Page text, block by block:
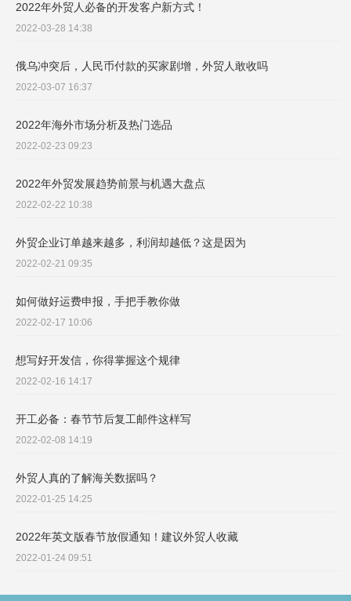
2022年外贸人必备的开发客户新方式！
2022-03-28 14:38
俄乌冲突后，人民币付款的买家剧增，外贸人敢收吗
2022-03-07 16:37
2022年海外市场分析及热门选品
2022-02-23 09:23
2022年外贸发展趋势前景与机遇大盘点
2022-02-22 10:38
外贸企业订单越来越多，利润却越低？这是因为
2022-02-21 09:35
如何做好运费申报，手把手教你做
2022-02-17 10:06
想写好开发信，你得掌握这个规律
2022-02-16 14:17
开工必备：春节节后复工邮件这样写
2022-02-08 14:19
外贸人真的了解海关数据吗？
2022-01-25 14:25
2022年英文版春节放假通知！建议外贸人收藏
2022-01-24 09:51